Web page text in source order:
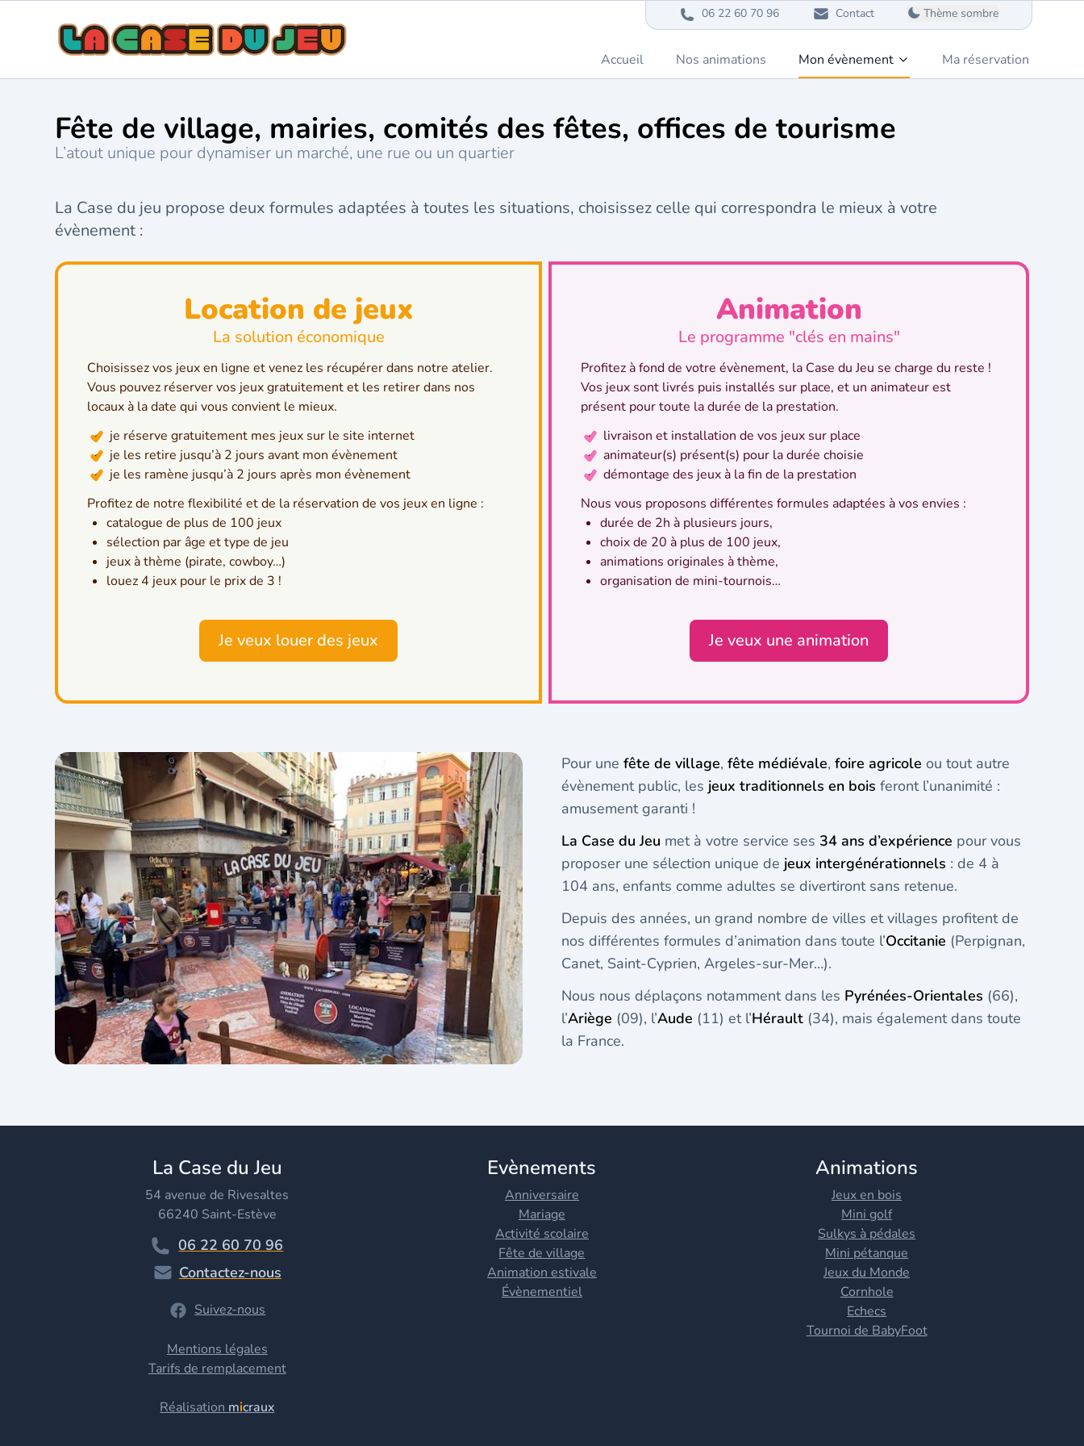
06 22 60 70 96 Contact Thème sombre
Accueil Nos animations Mon évènement Ma réservation
Fête de village, mairies, comités des fêtes, offices de tourisme
L’atout unique pour dynamiser un marché, une rue ou un quartier
La Case du jeu propose deux formules adaptées à toutes les situations, choisissez celle qui correspondra le mieux à votre
évènement :
Location de jeux
La solution économique
Choisissez vos jeux en ligne et venez les récupérer dans notre atelier.
Vous pouvez réserver vos jeux gratuitement et les retirer dans nos
locaux à la date qui vous convient le mieux.
je réserve gratuitement mes jeux sur le site internet
je les retire jusqu’à 2 jours avant mon évènement
je les ramène jusqu’à 2 jours après mon évènement
Profitez de notre flexibilité et de la réservation de vos jeux en ligne :
catalogue de plus de 100 jeux
sélection par âge et type de jeu
jeux à thème (pirate, cowboy…)
louez 4 jeux pour le prix de 3 !
Je veux louer des jeux
Animation
Le programme "clés en mains"
Profitez à fond de votre évènement, la Case du Jeu se charge du reste !
Vos jeux sont livrés puis installés sur place, et un animateur est
présent pour toute la durée de la prestation.
livraison et installation de vos jeux sur place
animateur(s) présent(s) pour la durée choisie
démontage des jeux à la fin de la prestation
Nous vous proposons différentes formules adaptées à vos envies :
durée de 2h à plusieurs jours,
choix de 20 à plus de 100 jeux,
animations originales à thème,
organisation de mini-tournois…
Je veux une animation
Pour une fête de village, fête médiévale, foire agricole ou tout autre
évènement public, les jeux traditionnels en bois feront l’unanimité :
amusement garanti !
La Case du Jeu met à votre service ses 34 ans d’expérience pour vous
proposer une sélection unique de jeux intergénérationnels : de 4 à
104 ans, enfants comme adultes se divertiront sans retenue.
Depuis des années, un grand nombre de villes et villages profitent de
nos différentes formules d’animation dans toute l’Occitanie (Perpignan,
Canet, Saint-Cyprien, Argeles-sur-Mer…).
Nous nous déplaçons notamment dans les Pyrénées-Orientales (66),
l’Ariège (09), l’Aude (11) et l’Hérault (34), mais également dans toute
la France.
La Case du Jeu
54 avenue de Rivesaltes
66240 Saint-Estève
06 22 60 70 96
Contactez-nous
Suivez-nous
Mentions légales
Tarifs de remplacement
Réalisation micraux
Evènements
Anniversaire
Mariage
Activité scolaire
Fête de village
Animation estivale
Évènementiel
Animations
Jeux en bois
Mini golf
Sulkys à pédales
Mini pétanque
Jeux du Monde
Cornhole
Echecs
Tournoi de BabyFoot